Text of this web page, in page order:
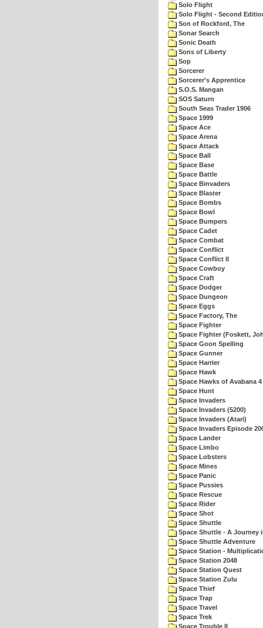
Solo Flight
Solo Flight - Second
Son of Rockford, The
Sonar Search
Sonic Death
Sons of Liberty
Sop
Sorcerer
Sorcerer's Apprentice
S.O.S. Mangan
SOS Saturn
South Seas Trader 1906
Space 1999
Space Ace
Space Arena
Space Attack
Space Ball
Space Base
Space Battle
Space Binvaders
Space Blaster
Space Bombs
Space Bowl
Space Bumpers
Space Cadet
Space Combat
Space Conflict
Space Conflict II
Space Cowboy
Space Craft
Space Dodger
Space Dungeon
Space Eggs
Space Factory, The
Space Fighter
Space Fighter (Foskett,
Space Goon Spelling
Space Gunner
Space Harrier
Space Hawk
Space Hawks of Avabana 4
Space Hunt
Space Invaders
Space Invaders (5200)
Space Invaders (Atari)
Space Invaders Episode
Space Lander
Space Limbo
Space Lobsters
Space Mines
Space Panic
Space Pussies
Space Rescue
Space Rider
Space Shot
Space Shuttle
Space Shuttle - A Journey
Space Shuttle Adventure
Space Station -
Space Station 2048
Space Station Quest
Space Station Zulu
Space Thief
Space Trap
Space Travel
Space Trek
Space Trouble II